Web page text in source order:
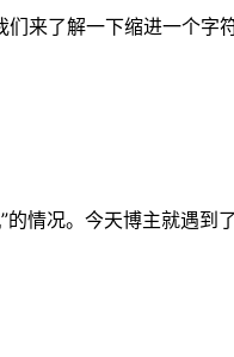
来了解一下缩进一个字
情况。今天博主就遇到